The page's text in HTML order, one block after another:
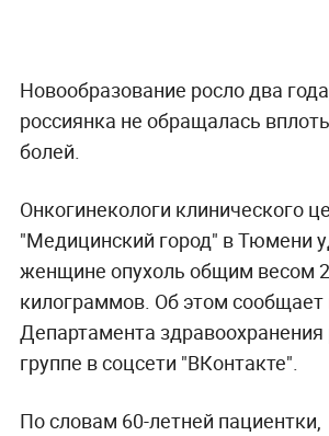
Новообразование росло два
россиянка не обращалась
болей.
Онкогинекологи клинического
"Медицинский город" в Тюмени
женщине опухоль общим весом
килограммов. Об этом сообщает
Департамента здравоохранения
группе в соцсети "ВКонтакте".
По словам 60-летней пациентки,